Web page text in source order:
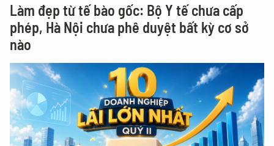
Làm đẹp từ tế bào gốc: Bộ Y tế chưa cấp
phép, Hà Nội chưa phê duyệt bất kỳ cơ sở
nào